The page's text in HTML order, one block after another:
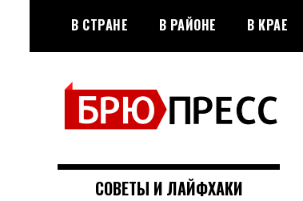
содержимому
В СТРАНЕ В РАЙОНЕ В КРАЕ
БРЮПРЕСС
Официальный сайт газеты
"Брюховецкие новости"
СОВЕТЫ И ЛАЙФХАКИ